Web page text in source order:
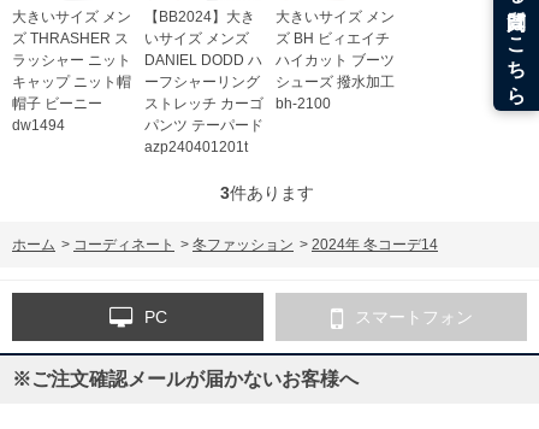
大きいサイズ メン
ズ THRASHER ス
ラッシャー ニット
キャップ ニット帽
帽子 ビーニー
dw1494
【BB2024】大き
いサイズ メンズ
DANIEL DODD ハ
ーフシャーリング
ストレッチ カーゴ
パンツ テーパード
azp240401201t
大きいサイズ メン
ズ BH ビィエイチ
ハイカット ブーツ
シューズ 撥水加工
bh-2100
3件あります
ホーム > コーディネート > 冬ファッション > 2024年 冬コーデ14
PC スマートフォン
※ご注文確認メールが届かないお客様へ